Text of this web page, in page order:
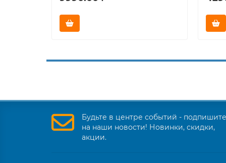
Будьте в центре событий -
на наши новости! Новинки, скидки,
акции.